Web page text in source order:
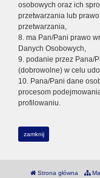
osobowych oraz ich
przetwarzania lub
przetwarzania,
8. ma Pan/Pani prawo
Danych Osobowych,
9. podanie przez Pana/
(dobrowolne) w celu
10. Pana/Pani dane
procesom
profilowaniu.
zamknij
Strona główna